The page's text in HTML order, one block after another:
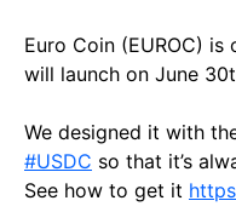
Euro Coin (EUROC) is
will launch on June
We designed it with
#USDC so that it’s
See how to get it